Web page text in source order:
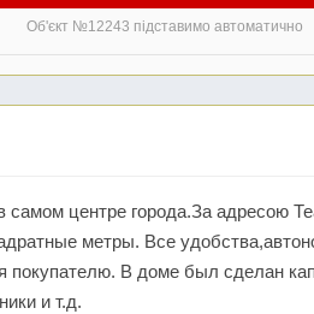
Об'єкт №12243 підставимо автоматично
самом центре города.За адресою
метры. Все
покупателю. В доме был сделан
и т.д.